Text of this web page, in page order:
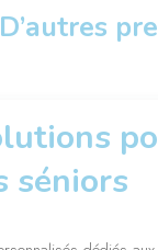
D’autres
séniors